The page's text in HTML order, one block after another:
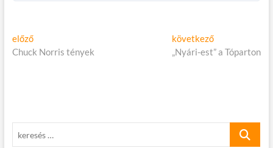
Bejegyzés
navigáció
előzőElőző
cikk:
Chuck Norris tények
következőKövetkező
cikk:
„Nyári-est” a Tóparton
keresés